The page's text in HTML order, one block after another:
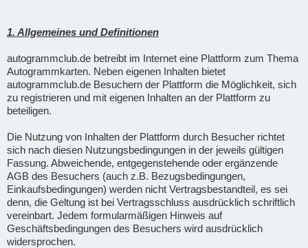
1. Allgemeines und Definitionen
autogrammclub.de betreibt im Internet eine Plattform zum Thema
Autogrammkarten. Neben eigenen Inhalten bietet
autogrammclub.de Besuchern der Plattform die Möglichkeit, sich
zu registrieren und mit eigenen Inhalten an der Plattform zu
beteiligen.
Die Nutzung von Inhalten der Plattform durch Besucher richtet
sich nach diesen Nutzungsbedingungen in der jeweils gültigen
Fassung. Abweichende, entgegenstehende oder ergänzende
AGB des Besuchers (auch z.B. Bezugsbedingungen,
Einkaufsbedingungen) werden nicht Vertragsbestandteil, es sei
denn, die Geltung ist bei Vertragsschluss ausdrücklich schriftlich
vereinbart. Jedem formularmäßigen Hinweis auf
Geschäftsbedingungen des Besuchers wird ausdrücklich
widersprochen.